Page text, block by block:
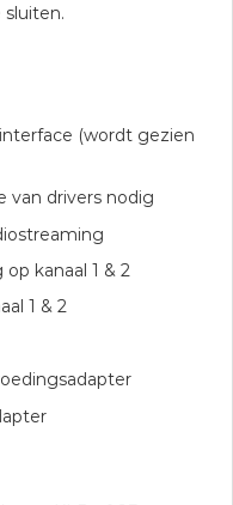
(wordt gezien
van drivers nodig
kanaal 1 & 2
1 & 2